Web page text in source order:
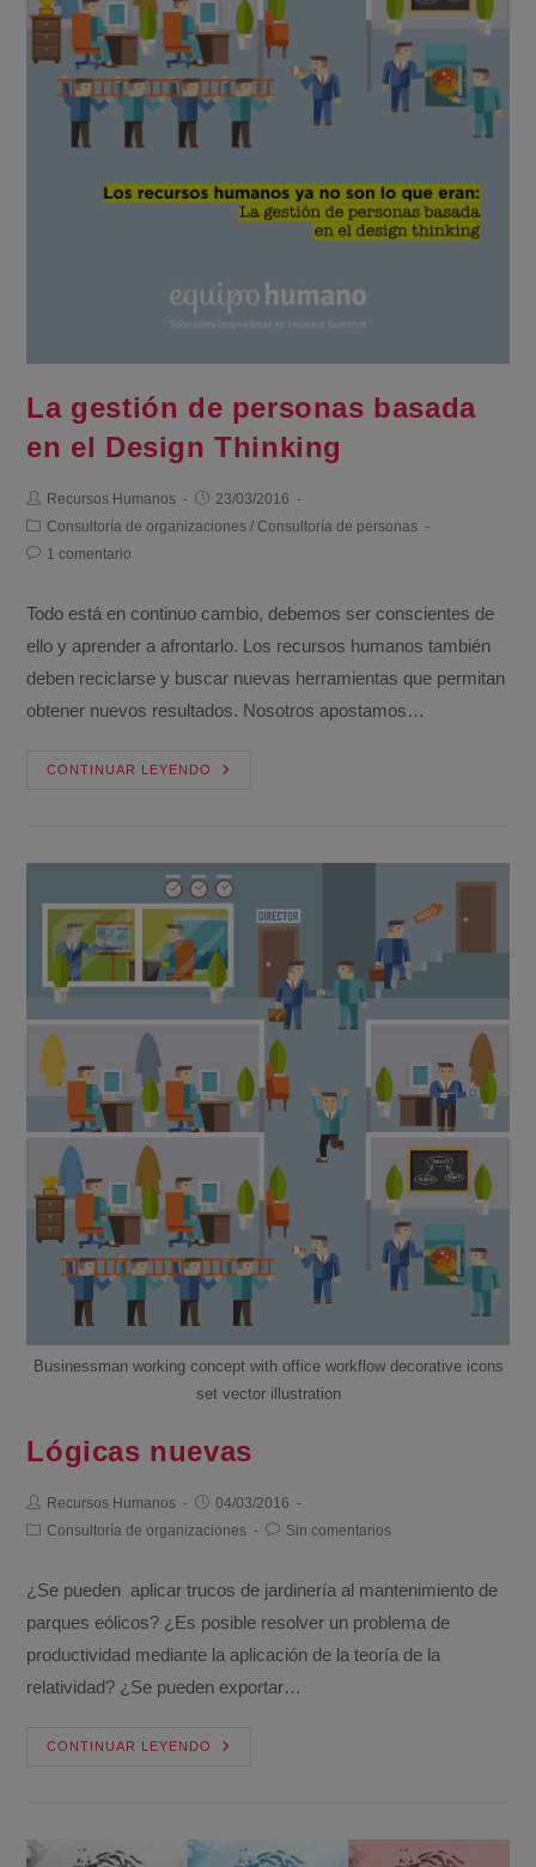
La gestión de personas basada
en el Design Thinking
Recursos Humanos
23/03/2016
Consultoría de organizaciones / Consultoría de personas
1 comentario
Todo está en continuo cambio, debemos ser conscientes de
ello y aprender a afrontarlo. Los recursos humanos también
deben reciclarse y buscar nuevas herramientas que permitan
obtener nuevos resultados. Nosotros apostamos…
CONTINUAR LEYENDO
Businessman working concept with office workflow decorative icons
set vector illustration
Lógicas nuevas
Recursos Humanos
04/03/2016
Consultoría de organizaciones
Sin comentarios
¿Se pueden aplicar trucos de jardinería al mantenimiento de
parques eólicos? ¿Es posible resolver un problema de
productividad mediante la aplicación de la teoría de la
relatividad? ¿Se pueden exportar…
CONTINUAR LEYENDO